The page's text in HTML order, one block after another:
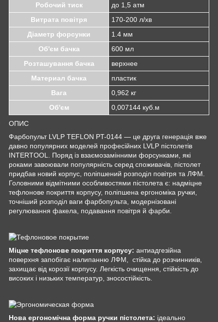
Робочий тиск
до 1,5 атм
Витрата повітря
170-200 л/хв
Діаметр форсунки
1.4 мм
Об'єм бачка
600 мл
Розташування бачка
верхнее
Материал бачка
пластик
Вага
0,962 кг
Об'єм
0,007144 куб.м
ОПИС
Фарбопульт LVLP TEFLON PT-0144 — це друга генерація вже
давно популярних моделей професійних LVLP пістолетів
INTERTOOL. Поряд із взаємозамінними форсунками, які
роками завоювали популярність серед споживачів, пістолет
придбав новий корпус, поліпшений розподіл повітря та ЛФМ.
Головними відмітними особливостями пістолета є: надміцне
тефлонове покриття корпусу, поліпшена ергономіка ручки,
точніший розподіл ваги фарбопульта, модернізовані
регулювання факела, подавання повітря й фарби.
Міцне тефлонове покриття корпусу: антиадгезійна
поверхня запобігає налипанню ЛФМ, стійка до розчинників,
захищає від корозії корпусу. Легкість очищення, стійкість до
високих і низьких температур, зносостійкість.
Нова ергономічна форма ручки пістолета: ідеально